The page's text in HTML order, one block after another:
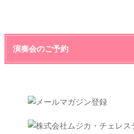
演奏会のご予約